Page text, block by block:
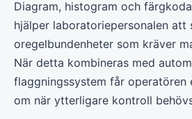
Diagram, histogram och
hjälper laboratoriepersonalen att
oregelbundenheter som kräver
När detta kombineras med
flaggningssystem får operatören
om när ytterligare kontroll